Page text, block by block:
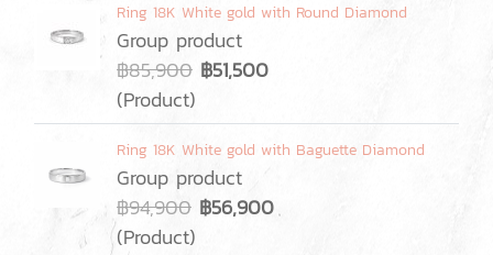
Ring 18K White gold with Round Diamond
Group product
฿85,900 ฿51,500
(Product)
Ring 18K White gold with Baguette Diamond
Group product
฿94,900 ฿56,900
(Product)